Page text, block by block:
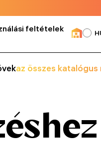
feltételek
az összes